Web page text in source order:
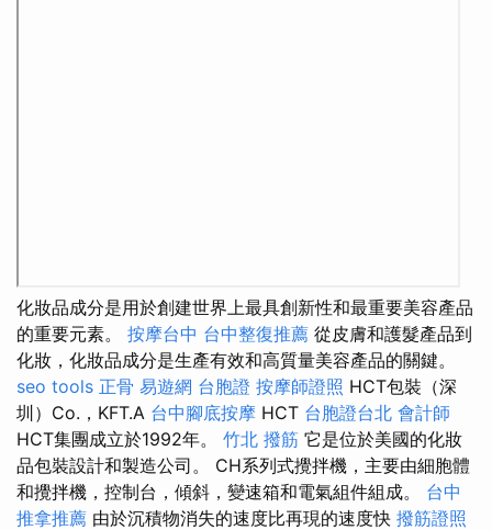
化妝品成分是用於創建世界上最具創新性和最重要美容產品
的重要元素。 按摩台中 台中整復推薦 從皮膚和護髮產品到
化妝，化妝品成分是生產有效和高質量美容產品的關鍵。
seo tools 正骨 易遊網 台胞證 按摩師證照 HCT包裝（深
圳）Co.，KFT.A 台中腳底按摩 HCT 台胞證台北 會計師
HCT集團成立於1992年。 竹北 撥筋 它是位於美國的化妝
品包裝設計和製造公司。 CH系列式攪拌機，主要由細胞體
和攪拌機，控制台，傾斜，變速箱和電氣組件組成。 台中
推拿推薦 由於沉積物消失的速度比再現的速度快 撥筋證照